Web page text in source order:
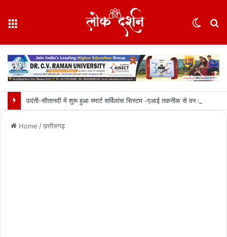
Home /छत्तीसगढ़